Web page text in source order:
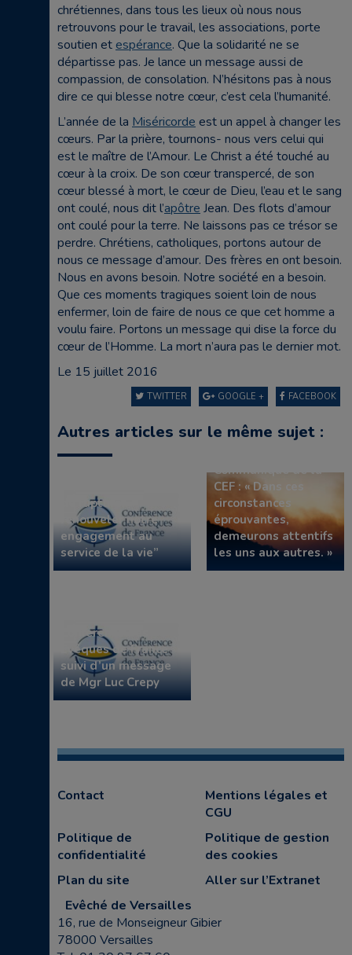
chrétiennes, dans tous les lieux où nous nous
retrouvons pour le travail, les associations, porte
soutien et espérance. Que la solidarité ne se
départisse pas. Je lance un message aussi de
compassion, de consolation. N’hésitons pas à nous
dire ce qui blesse notre cœur, c’est cela l’humanité.
L’année de la Miséricorde est un appel à changer les
cœurs. Par la prière, tournons- nous vers celui qui
est le maître de l’Amour. Le Christ a été touché au
cœur à la croix. De son cœur transpercé, de son
cœur blessé à mort, le cœur de Dieu, l’eau et le sang
ont coulé, nous dit l’apôtre Jean. Des flots d’amour
ont coulé pour la terre. Ne laissons pas ce trésor se
perdre. Chrétiens, catholiques, portons autour de
nous ce message d’amour. Des frères en ont besoin.
Nous en avons besoin. Notre société en a besoin.
Que ces moments tragiques soient loin de nous
enfermer, loin de faire de nous ce que cet homme a
voulu faire. Portons un message qui dise la force du
cœur de l’Homme. La mort n’aura pas le dernier mot.
Le 15 juillet 2016
FACEBOOK
GOOGLE +
TWITTER
Autres articles sur le même sujet :
de rupture,
renouveler notre
engagement au
service de la vie”
Communiqué de la
CEF : « Dans ces
circonstances
éprouvantes,
demeurons attentifs
les uns aux autres. »
Conférence des
Evêques de France
suivi d’un message
de Mgr Luc Crepy
Contact
Mentions légales et
CGU
Politique de
confidentialité
Politique de gestion
des cookies
Plan du site
Aller sur l’Extranet
Evêché de Versailles
16, rue de Monseigneur Gibier
78000 Versailles